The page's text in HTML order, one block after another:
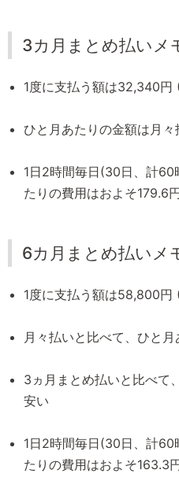
3カ月まとめ払いメ
1度に支払う額は32,340
ひと月あたりの金額は月
1日2時間毎日(30日、計60
たりの費用はおよそ179.6円
6カ月まとめ払いメ
1度に支払う額は58,800
月々払いと比べて、ひと
3ヵ月まとめ払いと比べて
安い
1日2時間毎日(30日、計60
たりの費用はおよそ163.3